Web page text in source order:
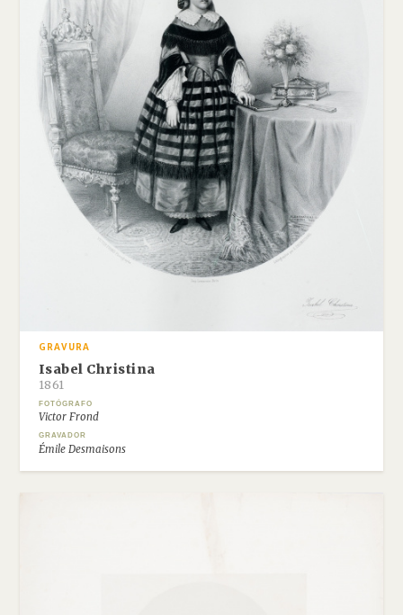
GRAVURA
Isabel Christina
1861
FOTÓGRAFO
Victor Frond
GRAVADOR
Émile Desmaisons